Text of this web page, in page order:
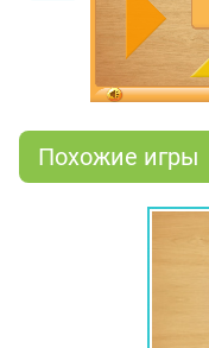
вернётся на
попробовать ещё.
игру, а также в
10 арабских
научиться
Похожие игры